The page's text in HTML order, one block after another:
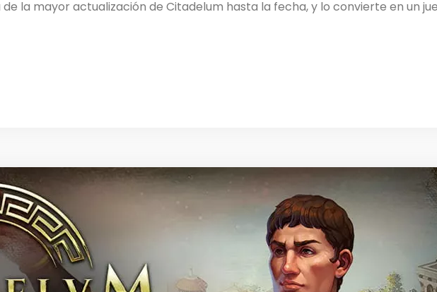
la mayor actualización de Citadelum hasta la fecha, y lo convierte en un